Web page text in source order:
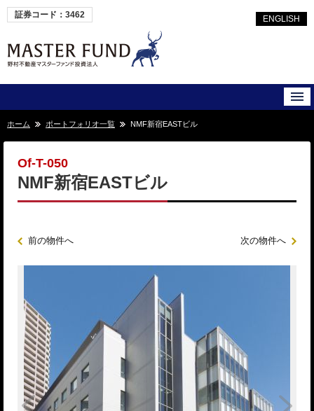
証券コード：3462 ENGLISH
ホーム ポートフォリオ一覧 NMF新宿EASTビル
Of-T-050
NMF新宿EASTビル
前の物件へ 次の物件へ